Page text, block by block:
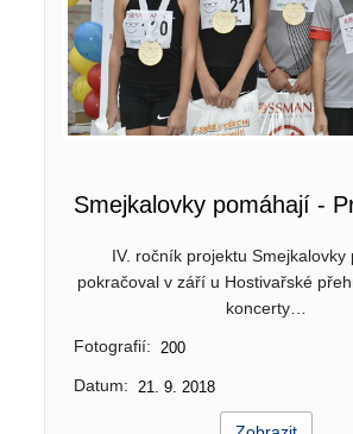
Smejkalovky pomáhají -
IV. ročník projektu Smejkalovky
pokračoval v září u Hostivařské
koncerty…
Fotografií:
200
Datum: 21. 9. 2018